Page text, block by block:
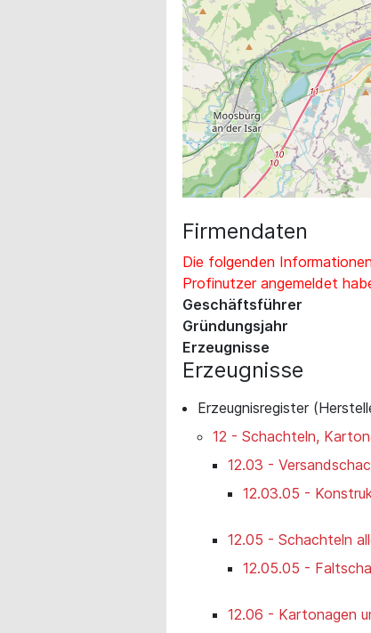
Firmendaten
Die folgenden
Profinutzer angemeldet
Geschäftsführer
Gründungsjahr
Erzeugnisse
Erzeugnisse
Erzeugnisregister
12 - Schachteln,
12.03 -
12.03.05 -
12.05 - Schachteln
12.05.05 -
12.06 - Kartonagen